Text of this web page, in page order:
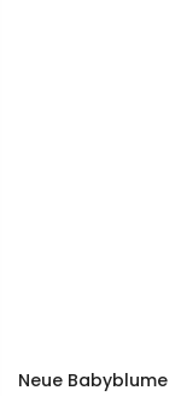
Neue Babyblume